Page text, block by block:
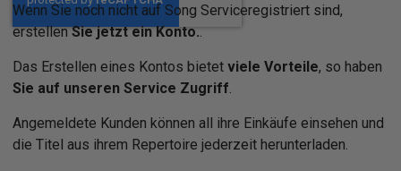
Wenn Sie noch nicht auf Song Serviceregistriert sind,
erstellenSie jetzt ein Konto..
Das Erstellen eines Kontos bietet viele Vorteile, so haben
Sie auf unseren Service Zugriff.
Angemeldete Kunden können all ihre Einkäufe einsehen und
die Titel aus ihrem Repertoire jederzeit herunterladen.